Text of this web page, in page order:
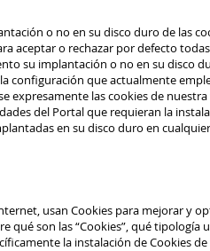
o no en su disco duro de las
aceptar o rechazar por defecto
su implantación o no en su disco
configuración que actualmente
expresamente las cookies de
del Portal que requieran la
en su disco duro en
usan Cookies para mejorar y
son las “Cookies”, qué tipología
la instalación de Cookies